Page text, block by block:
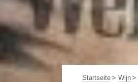
Startseite Wijn